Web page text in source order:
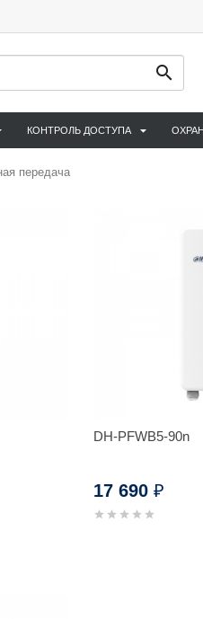
КОНТРОЛЬ ДОСТУПА
передача
DH-PFWB5-90n
17 690 ₽